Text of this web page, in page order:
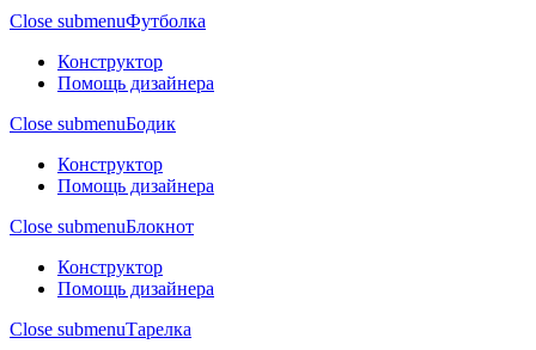
Close submenuФутболка
Конструктор
Помощь дизайнера
Close submenuБодик
Конструктор
Помощь дизайнера
Close submenuБлокнот
Конструктор
Помощь дизайнера
Close submenuТарелка